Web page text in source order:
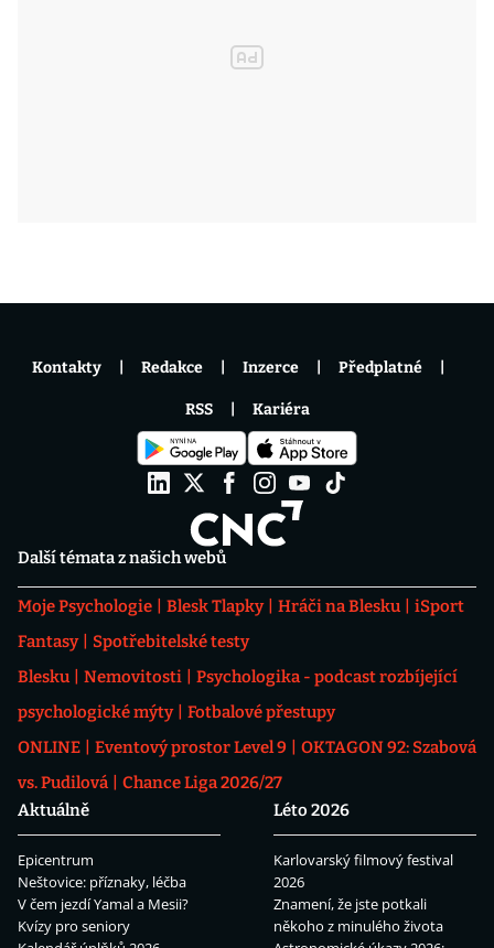
Další témata z našich webů
Moje Psychologie Blesk Tlapky Hráči na Blesku
iSport
Fantasy
Spotřebitelské testy
Blesku
Nemovitosti
Psychologika - podcast rozbíjející
psychologické mýty
Fotbalové přestupy
ONLINE
Eventový prostor Level 9
OKTAGON 92: Szabová
vs. Pudilová
Chance Liga 2026/27
Aktuálně
Epicentrum
Neštovice: příznaky, léčba
V čem jezdí Yamal a Mesii?
Kvízy pro seniory
Léto 2026
Karlovarský filmový festival
2026
Znamení, že jste potkali
někoho z minulého života
Kontakty Redakce Inzerce Předplatné
RSS Kariéra